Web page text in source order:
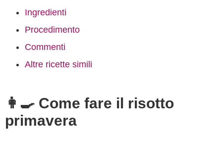
Ingredienti
Procedimento
Commenti
Altre ricette simili
👩‍🍳 Come fare il risotto
primavera